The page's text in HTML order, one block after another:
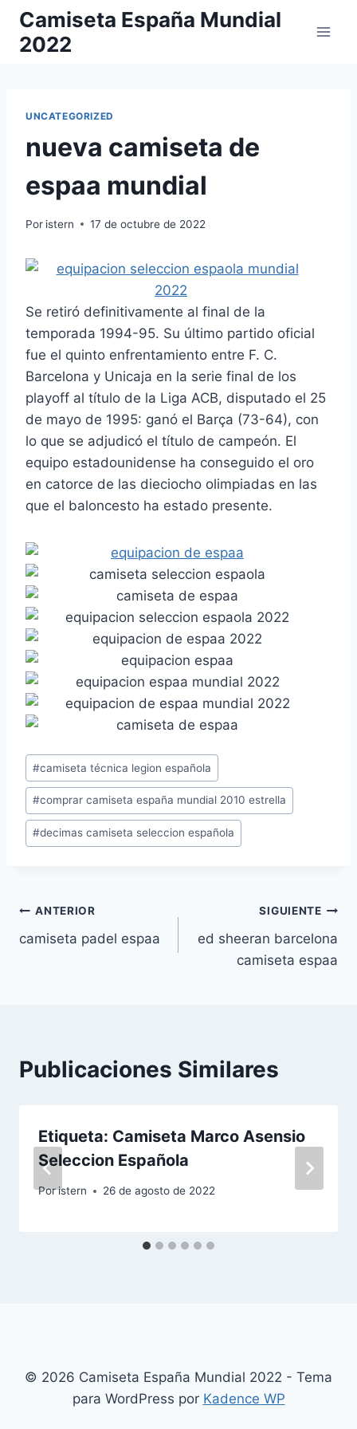
Saltar
contenido
Camiseta España Mundial
2022
UNCATEGORIZED
nueva camiseta de
espaa mundial
Por istern 17 de octubre de 2022
Se retiró definitivamente al final de la
temporada 1994-95. Su último partido oficial
fue el quinto enfrentamiento entre F. C.
Barcelona y Unicaja en la serie final de los
playoff al título de la Liga ACB, disputado el 25
de mayo de 1995: ganó el Barça (73-64), con
lo que se adjudicó el título de campeón. El
equipo estadounidense ha conseguido el oro
en catorce de las dieciocho olimpiadas en las
que el baloncesto ha estado presente.
Etiquetas
de
la
entrada:
#camiseta técnica legion española
#comprar camiseta españa mundial 2010 estrella
#decimas camiseta seleccion española
Navegación
de
ANTERIOR
camiseta padel espaa
SIGUIENTE
ed sheeran barcelona
camiseta espaa
Publicaciones Similares
Etiqueta: Camiseta Marco Asensio
Seleccion Española
Poristern 26 de agosto de 2022
© 2026 Camiseta España Mundial 2022 - Tema
para WordPress por Kadence WP